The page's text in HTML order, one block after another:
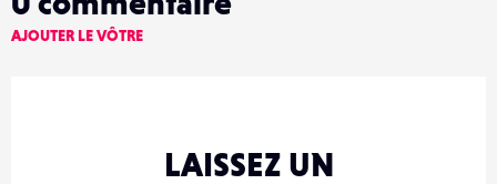
AJOUTER LE VÔTRE
LAISSEZ UN